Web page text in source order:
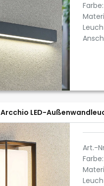
Farbe:
Arcchio LED-
Art.-
Farbe: